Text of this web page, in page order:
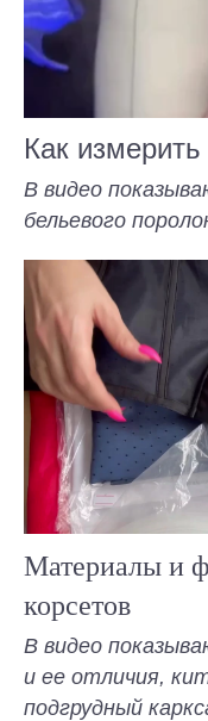
Как
В видео
бельевого
Материалы и
корсетов
В видео
и ее отличия,
подгрудный